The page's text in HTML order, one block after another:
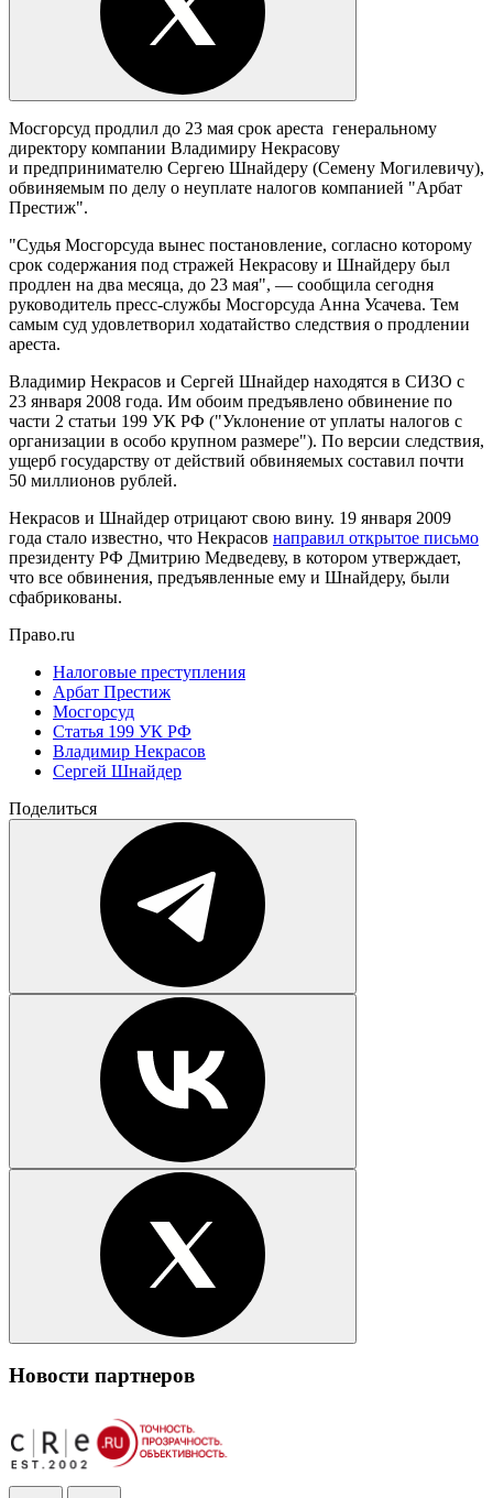
Мосгорсуд продлил до 23 мая срок ареста генеральному
директору компании Владимиру Некрасову
и предпринимателю Сергею Шнайдеру (Семену Могилевичу),
обвиняемым по делу о неуплате налогов компанией "Арбат
Престиж".
"Судья Мосгорсуда вынес постановление, согласно которому
срок содержания под стражей Некрасову и Шнайдеру был
продлен на два месяца, до 23 мая", — сообщила сегодня
руководитель пресс-службы Мосгорсуда Анна Усачева. Тем
самым суд удовлетворил ходатайство следствия о продлении
ареста.
Владимир Некрасов и Сергей Шнайдер находятся в СИЗО с
23 января 2008 года. Им обоим предъявлено обвинение по
части 2 статьи 199 УК РФ ("Уклонение от уплаты налогов с
организации в особо крупном размере"). По версии следствия,
ущерб государству от действий обвиняемых составил почти
50 миллионов рублей.
Некрасов и Шнайдер отрицают свою вину. 19 января 2009
года стало известно, что Некрасов направил открытое письмо
президенту РФ Дмитрию Медведеву, в котором утверждает,
что все обвинения, предъявленные ему и Шнайдеру, были
сфабрикованы.
Право.ru
Налоговые преступления
Арбат Престиж
Мосгорсуд
Статья 199 УК РФ
Владимир Некрасов
Сергей Шнайдер
Поделиться
Новости партнеров